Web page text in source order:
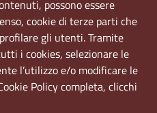
NA
NA
possono essere
cookie di terze parti che
gli utenti. Tramite
i cookies, selezionare le
l’utilizzo e/o modificare le
Policy completa, clicchi